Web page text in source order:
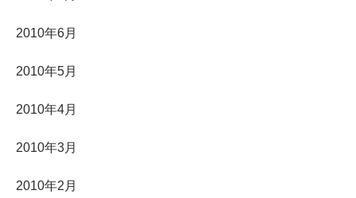
2010年6月
2010年5月
2010年4月
2010年3月
2010年2月